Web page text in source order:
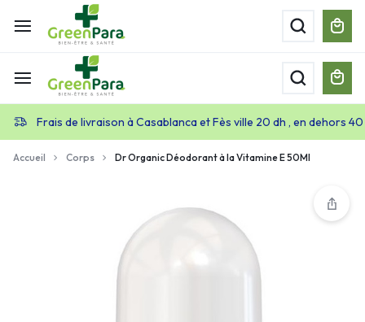
Frais de livraison à Casablanca et Fès ville 20 dh , en dehors
Accueil Corps Dr Organic Déodorant à la Vitamine E 50Ml